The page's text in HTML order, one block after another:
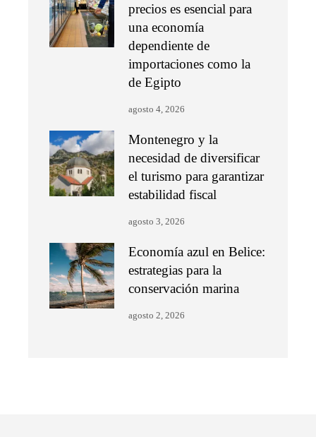
precios es esencial para
una economía
dependiente de
importaciones como la
de Egipto
agosto 4, 2026
Montenegro y la
necesidad de diversificar
el turismo para garantizar
estabilidad fiscal
agosto 3, 2026
Economía azul en Belice:
estrategias para la
conservación marina
agosto 2, 2026